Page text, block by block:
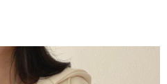
Later akan dibilkan secara
bil telekom anda. SMS peringatan
kitaran bil bulanan.
anda sebelum anda menerima
jaminan bahawa anda boleh
pembayaran (cth.: produk